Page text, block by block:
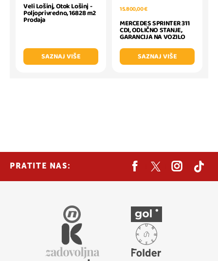
Veli Lošinj, Otok Lošinj -
Poljoprivredno, 16828 m2
Prodaja
SAZNAJ VIŠE
15.800,00 €
MERCEDES SPRINTER 311
CDI, ODLIČNO STANJE,
GARANCIJA NA VOZILO
SAZNAJ VIŠE
PRATITE NAS: